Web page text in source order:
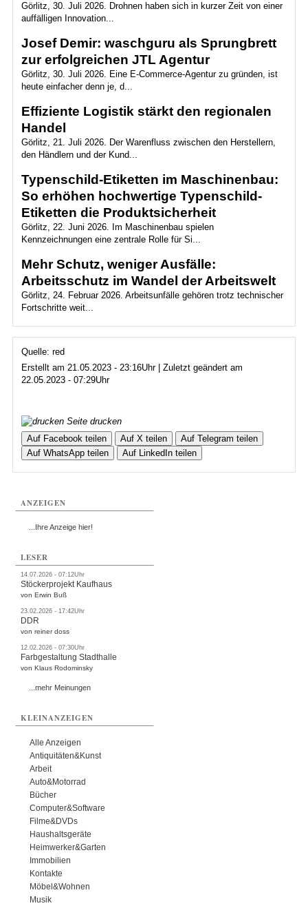
Görlitz, 30. Juli 2026. Drohnen haben sich in kurzer Zeit von einer
auffälligen Innovation...
Josef Demir: waschguru als Sprungbrett
zur erfolgreichen JTL Agentur
Görlitz, 30. Juli 2026. Eine E-Commerce-Agentur zu gründen, ist
heute einfacher denn je, d...
Effiziente Logistik stärkt den regionalen
Handel
Görlitz, 21. Juli 2026. Der Warenfluss zwischen den Herstellern,
den Händlern und der Kund...
Typenschild-Etiketten im Maschinenbau:
So erhöhen hochwertige Typenschild-
Etiketten die Produktsicherheit
Görlitz, 22. Juni 2026. Im Maschinenbau spielen
Kennzeichnungen eine zentrale Rolle für Si...
Mehr Schutz, weniger Ausfälle:
Arbeitsschutz im Wandel der Arbeitswelt
Görlitz, 24. Februar 2026. Arbeitsunfälle gehören trotz technischer
Fortschritte weit...
Quelle: red
Erstellt am 21.05.2023 - 23:16Uhr | Zuletzt geändert am
22.05.2023 - 07:29Uhr
Seite drucken
Auf Facebook teilen
Auf X teilen
Auf Telegram teilen
Auf WhatsApp teilen
Auf LinkedIn teilen
ANZEIGEN
...Ihre Anzeige hier!
LESER
14.07.2026 - 07:12Uhr
Stöckerprojekt Kaufhaus
von Erwin Buß
23.02.2026 - 17:42Uhr
DDR
von reiner doss
12.02.2026 - 07:30Uhr
Farbgestaltung Stadthalle
von Klaus Rodominsky
...mehr Meinungen
KLEINANZEIGEN
Alle Anzeigen
Antiquitäten&Kunst
Arbeit
Auto&Motorrad
Bücher
Computer&Software
Filme&DVDs
Haushaltsgeräte
Heimwerker&Garten
Immobilien
Kontakte
Möbel&Wohnen
Musik